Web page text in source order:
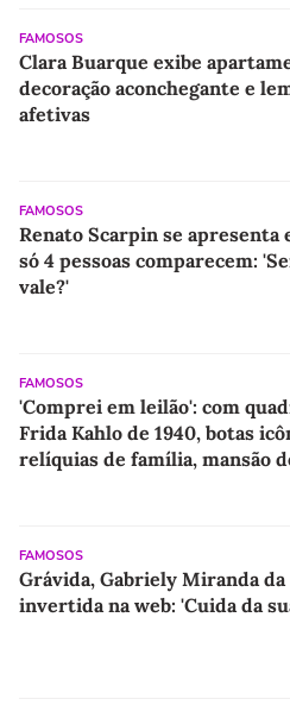
FAMOSOS
Clara Buarque exibe
decoração aconchegante e
afetivas
FAMOSOS
Renato Scarpin se apresenta
só 4 pessoas comparecem:
vale?'
FAMOSOS
'Comprei em leilão': com
Frida Kahlo de 1940, botas
relíquias de família, mansão
FAMOSOS
Grávida, Gabriely Miranda da
invertida na web: 'Cuida da